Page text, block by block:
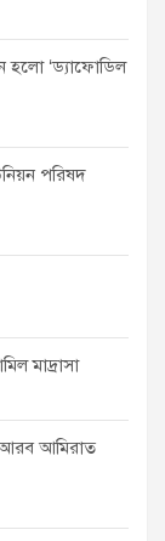
হলো ‘ড্যাফোডিল
পরিষদ
মাদ্রাসা
আরব আমিরাত